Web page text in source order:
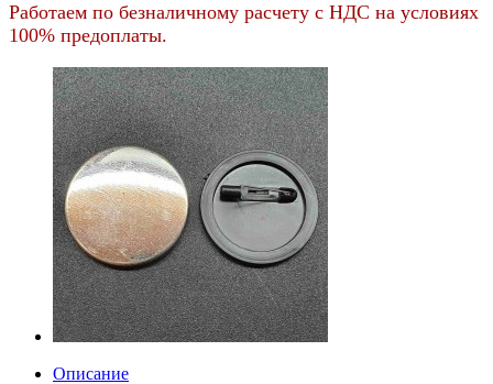
Работаем по безналичному расчету с НДС на условиях
100% предоплаты.
Описание